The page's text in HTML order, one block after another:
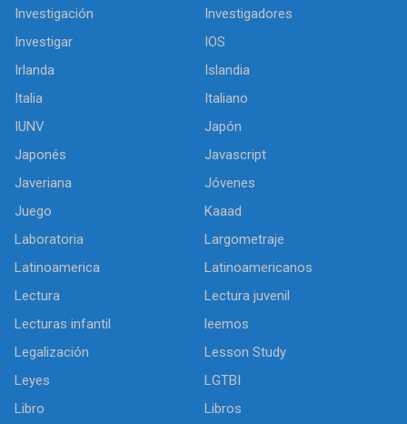
Investigación
Investigadores
Investigar
IOS
Irlanda
Islandia
Italia
Italiano
IUNV
Japón
Japonés
Javascript
Javeriana
Jóvenes
Juego
Kaaad
Laboratoria
Largometraje
Latinoamerica
Latinoamericanos
Lectura
Lectura juvenil
Lecturas infantil
leemos
Legalización
Lesson Study
Leyes
LGTBI
Libro
Libros